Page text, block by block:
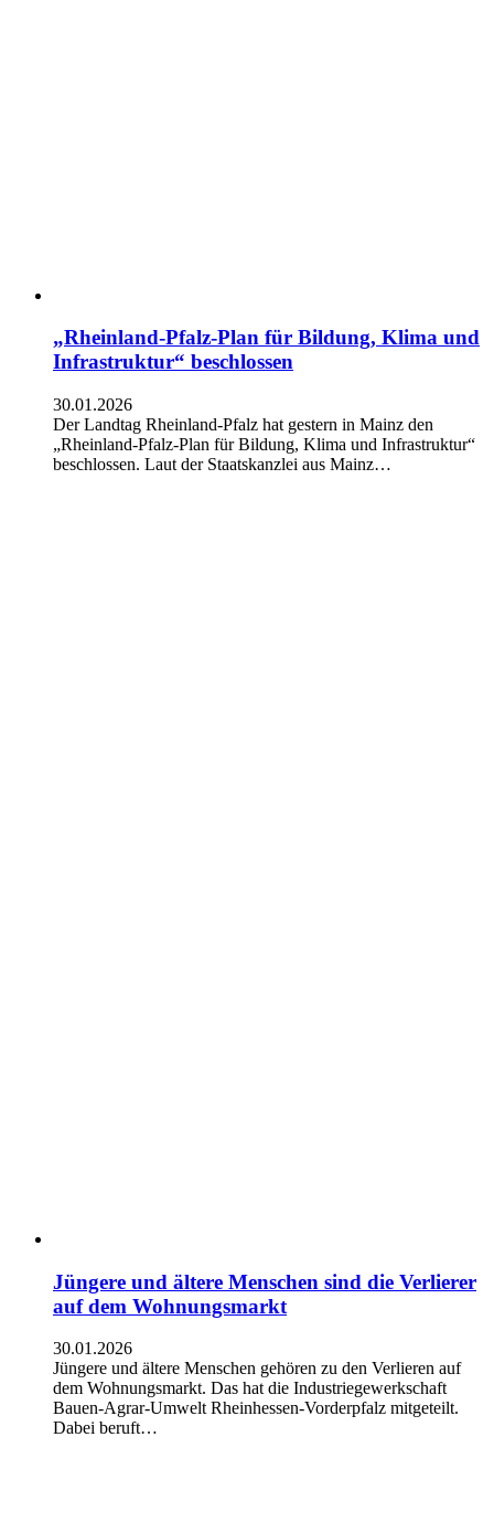
„Rheinland-Pfalz-Plan für Bildung, Klima und
Infrastruktur“ beschlossen
30.01.2026
Der Landtag Rheinland-Pfalz hat gestern in Mainz den
„Rheinland-Pfalz-Plan für Bildung, Klima und Infrastruktur“
beschlossen. Laut der Staatskanzlei aus Mainz…
Jüngere und ältere Menschen sind die Verlierer
auf dem Wohnungsmarkt
30.01.2026
Jüngere und ältere Menschen gehören zu den Verlieren auf
dem Wohnungsmarkt. Das hat die Industriegewerkschaft
Bauen-Agrar-Umwelt Rheinhessen-Vorderpfalz mitgeteilt.
Dabei beruft…